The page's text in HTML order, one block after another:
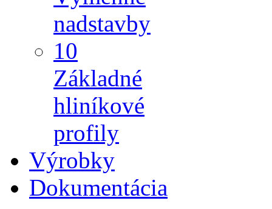
nadstavby
10
Základné
hliníkové
profily
Výrobky
Dokumentácia